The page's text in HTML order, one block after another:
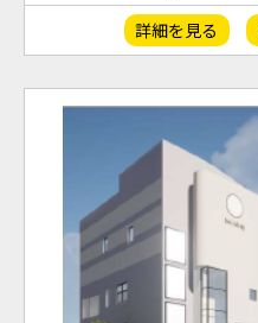
詳細を見る